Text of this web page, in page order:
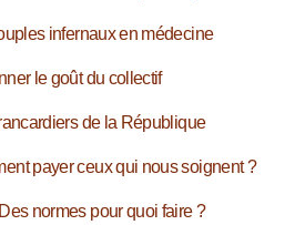
infernaux en médecine
le goût du collectif
de la République
payer ceux qui nous soignent ?
normes pour quoi faire ?